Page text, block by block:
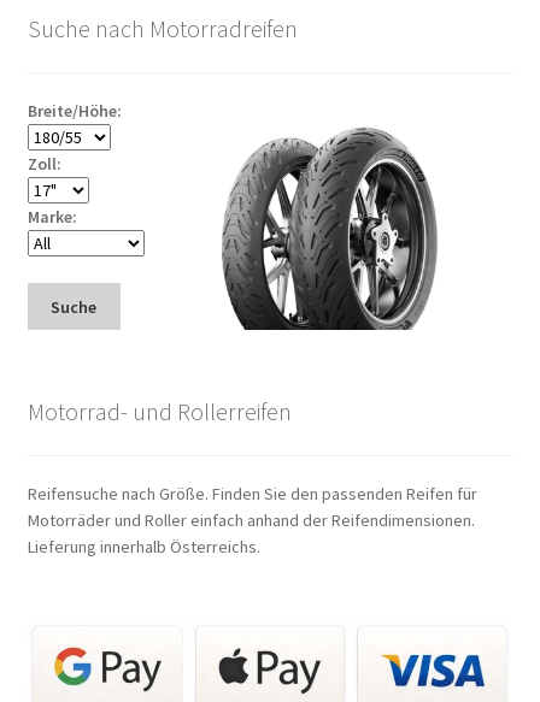
Suche nach Motorradreifen
Breite/Höhe:
Zoll:
Marke:
Suche
Motorrad- und Rollerreifen
Reifensuche nach Größe. Finden Sie den passenden Reifen für
Motorräder und Roller einfach anhand der Reifendimensionen.
Lieferung innerhalb Österreichs.